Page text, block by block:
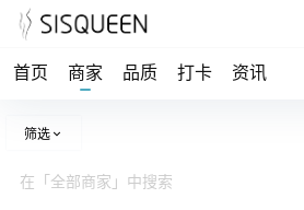
首页 商家 品质 打卡 资讯
筛选